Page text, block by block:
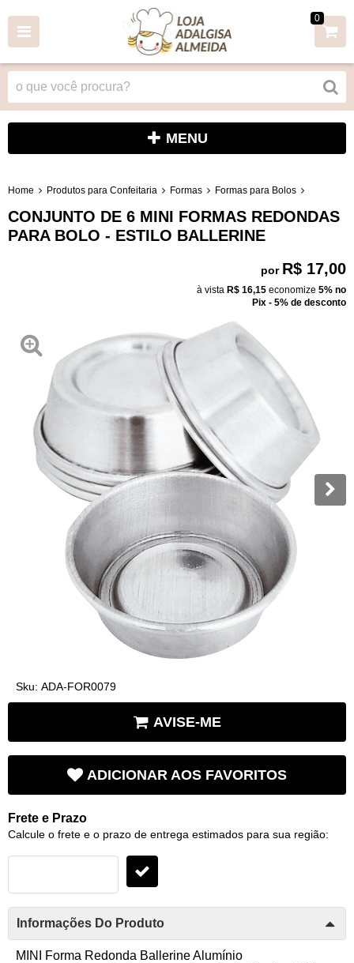
0
MENU
Home Produtos para Confeitaria Formas Formas para Bolos
CONJUNTO DE 6 MINI FORMAS REDONDAS
PARA BOLO - ESTILO BALLERINE
por R$ 17,00
à vista R$ 16,15 economize 5% no
Pix - 5% de desconto
Sku: ADA-FOR0079
AVISE-ME
ADICIONAR AOS FAVORITOS
Frete e Prazo
Calcule o frete e o prazo de entrega estimados para sua região:
Informações Do Produto
MINI Forma Redonda Ballerine Alumínio